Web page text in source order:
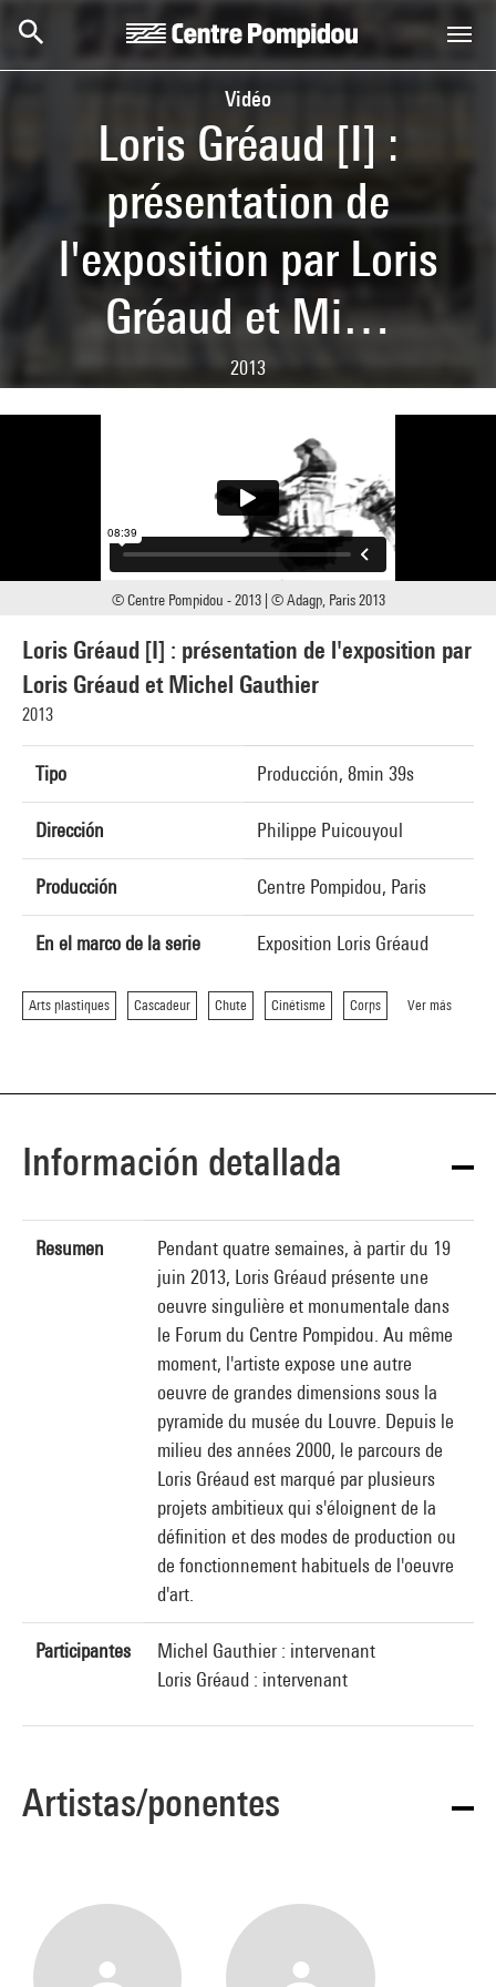
Vidéo
Loris Gréaud [I] :
présentation de
l'exposition par Loris
Gréaud et Mi…
2013
Loris Gréaud [I] : présentation de l'exposition par
Loris Gréaud et Michel Gauthier
2013
Tipo Producción, 8min 39s
Dirección Philippe Puicouyoul
Producción Centre Pompidou, Paris
En el marco de la serie Exposition Loris Gréaud
Arts plastiques Cascadeur Chute Cinétisme Corps Ver más
© Centre Pompidou - 2013 | © Adagp, Paris 2013
Información detallada
Resumen
Pendant quatre semaines, à partir du 19
juin 2013, Loris Gréaud présente une
oeuvre singulière et monumentale dans
le Forum du Centre Pompidou. Au même
moment, l'artiste expose une autre
oeuvre de grandes dimensions sous la
pyramide du musée du Louvre. Depuis le
milieu des années 2000, le parcours de
Loris Gréaud est marqué par plusieurs
projets ambitieux qui s'éloignent de la
définition et des modes de production ou
de fonctionnement habituels de l'oeuvre
d'art.
Participantes
Michel Gauthier : intervenant
Loris Gréaud : intervenant
Artistas/ponentes